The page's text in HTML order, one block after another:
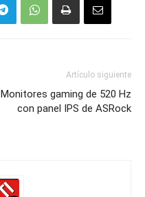
Artículo siguiente
Monitores gaming de 520 Hz
con panel IPS de ASRock